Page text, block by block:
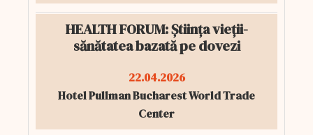
HEALTH FORUM: Știința vieții-
sănătatea bazată pe dovezi
22.04.2026
Hotel Pullman Bucharest World Trade
Center